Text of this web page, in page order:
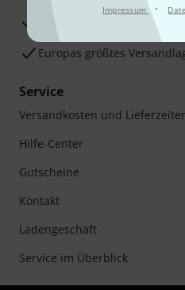
Impressum ·
Zufriedenheitsgarantie
Europas größtes
Service
Versandkosten und
Hilfe-Center
Gutscheine
Kontakt
Ladengeschäft
Service im Überblick